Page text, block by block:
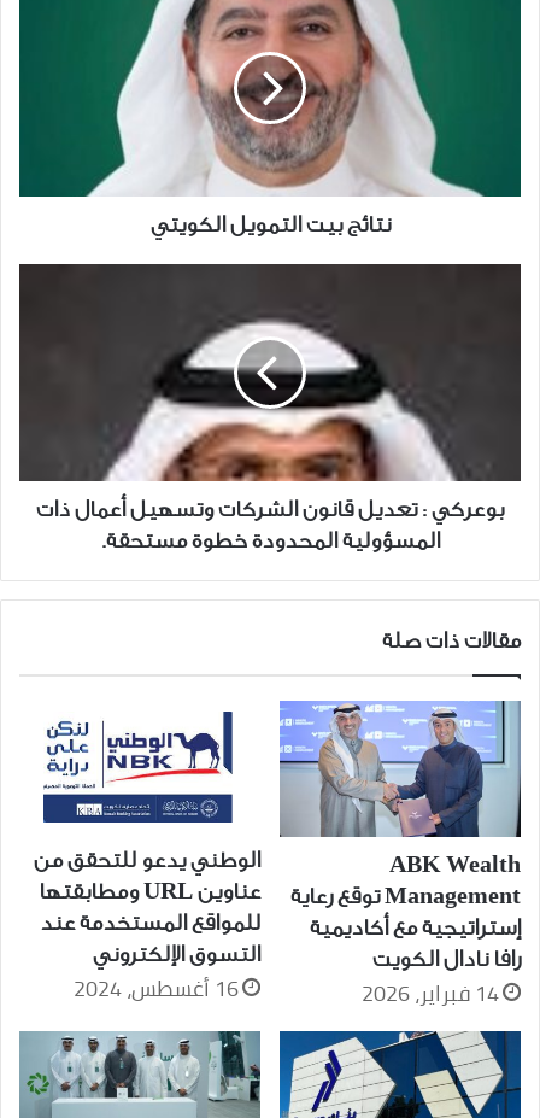
نتائج بيت التمويل الكويتي
بوعركي
ذات
المسؤولية
المحدودة
مستحقة.
بوعركي : تعديل قانون الشركات وتسهيل أعمال ذات
المسؤولية المحدودة خطوة مستحقة.
مقالات ذات صلة
ABK Wealth
Management توقع رعاية
إستراتيجية مع أكاديمية
رافا نادال الكويت
14 فبراير، 2026
الوطني يدعو للتحقق من
عناوين URL ومطابقتها
للمواقع المستخدمة عند
التسوق الإلكتروني
16 أغسطس، 2024